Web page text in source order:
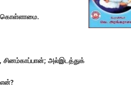
கொள்ளாமை.
சினம்காப்பான்; அல்இடத்துக்
என்?